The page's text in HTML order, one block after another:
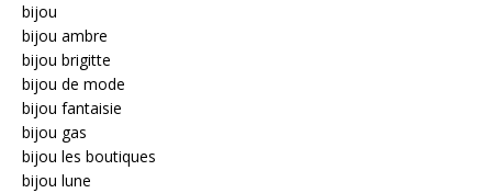
bijou
bijou ambre
bijou brigitte
bijou de mode
bijou fantaisie
bijou gas
bijou les boutiques
bijou lune